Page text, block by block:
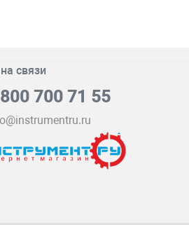
связи
700 71 55